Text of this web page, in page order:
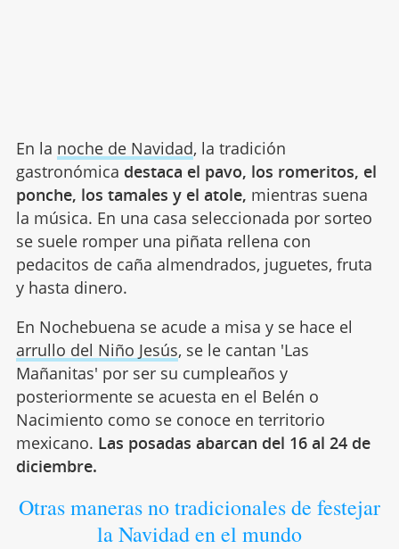
En la noche de Navidad, la tradición
gastronómica destaca el pavo, los romeritos, el
ponche, los tamales y el atole, mientras suena
la música. En una casa seleccionada por sorteo
se suele romper una piñata rellena con
pedacitos de caña almendrados, juguetes, fruta
y hasta dinero.
En Nochebuena se acude a misa y se hace el
arrullo del Niño Jesús, se le cantan 'Las
Mañanitas' por ser su cumpleaños y
posteriormente se acuesta en el Belén o
Nacimiento como se conoce en territorio
mexicano. Las posadas abarcan del 16 al 24 de
diciembre.
Otras maneras no tradicionales de festejar
la Navidad en el mundo